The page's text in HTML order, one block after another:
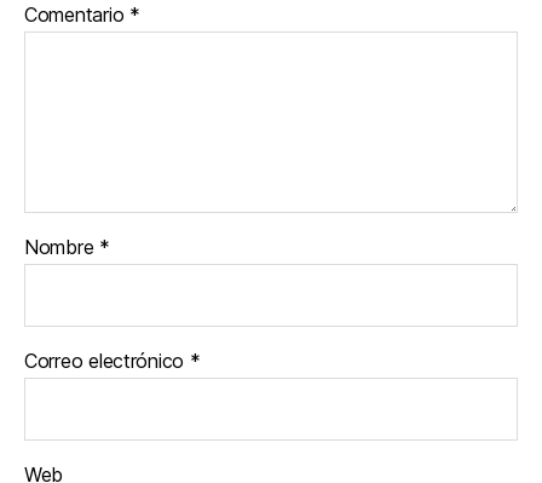
Comentario *
Nombre *
Correo electrónico *
Web